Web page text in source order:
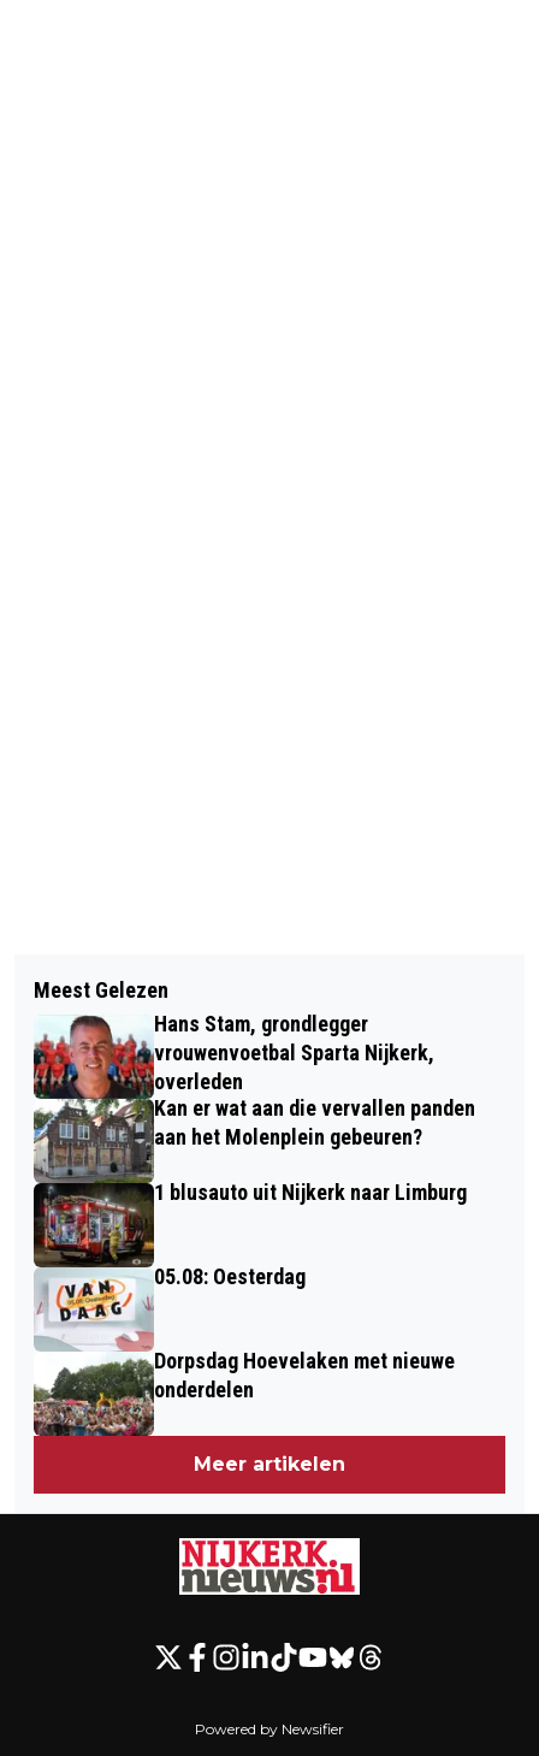
13 JUNI: IVNJEUGDNATUURCLUB OP
BEZOEK BIJ IMKER
DRIE VEELBESPROKEN AUTEURS
KOMEN NAAR BOEKHANDEL
ROODBEEN
Meest Gelezen
Hans Stam, grondlegger
vrouwenvoetbal Sparta Nijkerk,
overleden
Kan er wat aan die vervallen panden
aan het Molenplein gebeuren?
1 blusauto uit Nijkerk naar Limburg
05.08: Oesterdag
Dorpsdag Hoevelaken met nieuwe
onderdelen
Meer artikelen
Powered by Newsifier